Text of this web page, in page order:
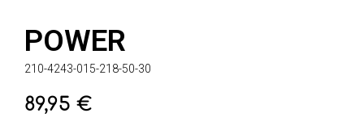
POWER
210-4243-015-218-50-30
Regulärer Preis:
89,95 €